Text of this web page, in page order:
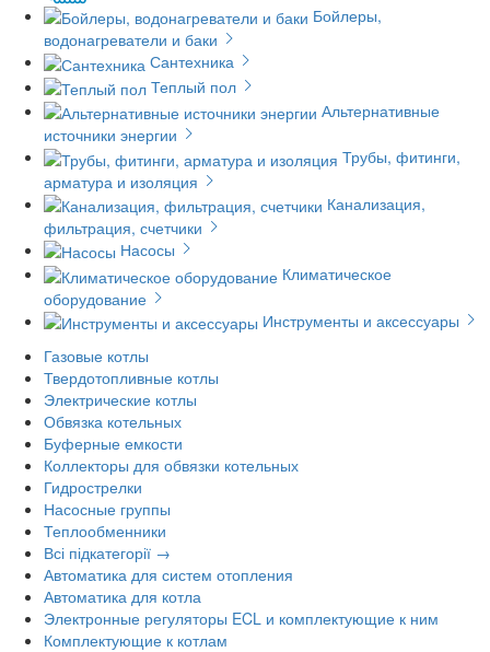
Бойлеры,
водонагреватели и баки
Сантехника
Теплый пол
Альтернативные
источники энергии
Трубы, фитинги,
арматура и изоляция
Канализация,
фильтрация, счетчики
Насосы
Климатическое
оборудование
Инструменты и аксессуары
Газовые котлы
Твердотопливные котлы
Электрические котлы
Обвязка котельных
Буферные емкости
Коллекторы для обвязки котельных
Гидрострелки
Насосные группы
Теплообменники
Всі підкатегорії →
Автоматика для систем отопления
Автоматика для котла
Электронные регуляторы ECL и комплектующие к ним
Комплектующие к котлам